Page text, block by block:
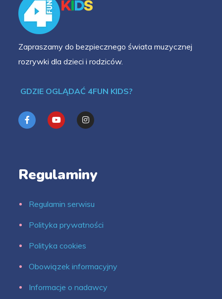
Zapraszamy do bezpiecznego świata muzycznej
rozrywki dla dzieci i rodziców.
GDZIE OGLĄDAĆ 4FUN KIDS?
Regulaminy
Regulamin serwisu
Polityka prywatności
Polityka cookies
Obowiązek informacyjny
Informacje o nadawcy